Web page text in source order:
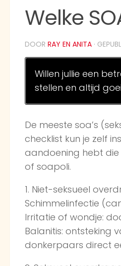
Welke
DOOR RAY EN ANITA ·
Willen jullie een
stellen en altijd
De meeste soa’s
checklist kun je zelf
aandoening hebt die
of soapoli.
1. Niet-seksueel
Schimmelinfectie
Irritatie of wondje:
Balanitis: ontsteking
donkerpaars direct